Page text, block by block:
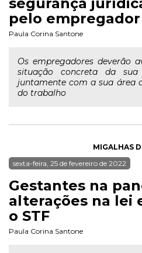
pelo empregador
Paula Corina Santone
Os empregadores deverão
situação concreta da
juntamente com a sua área
do trabalho
MIGALHAS
sexta-feira, 25 de fevereiro de 2022
Gestantes na
alterações na lei
o STF
Paula Corina Santone